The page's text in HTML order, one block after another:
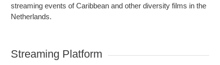
streaming events of Caribbean and other diversity films in the
Netherlands.
Streaming Platform